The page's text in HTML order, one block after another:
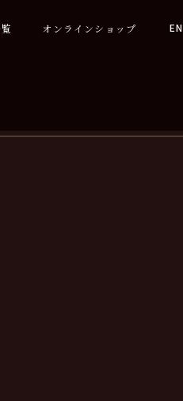
オンラインショップ EN